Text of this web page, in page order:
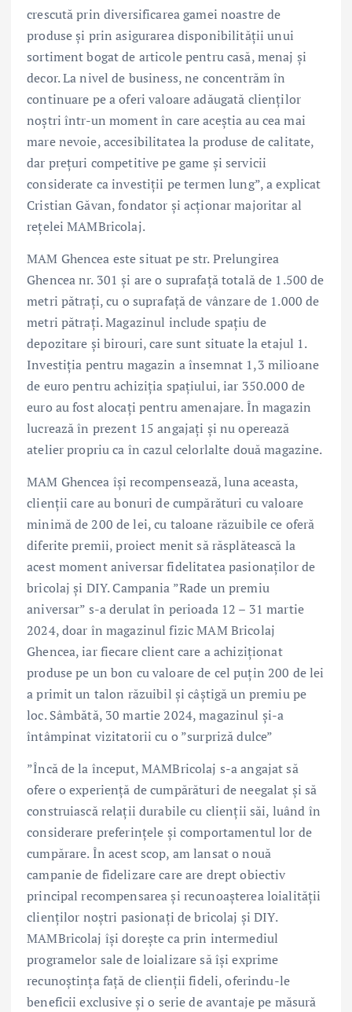
crescută prin diversificarea gamei noastre de
produse și prin asigurarea disponibilității unui
sortiment bogat de articole pentru casă, menaj și
decor. La nivel de business, ne concentrăm în
continuare pe a oferi valoare adăugată clienților
noștri într-un moment în care aceștia au cea mai
mare nevoie, accesibilitatea la produse de calitate,
dar prețuri competitive pe game și servicii
considerate ca investiții pe termen lung”, a explicat
Cristian Găvan, fondator și acționar majoritar al
rețelei MAMBricolaj.
MAM Ghencea este situat pe str. Prelungirea
Ghencea nr. 301 şi are o suprafaţă totală de 1.500 de
metri pătraţi, cu o suprafaţă de vânzare de 1.000 de
metri pătraţi. Magazinul include spaţiu de
depozitare şi birouri, care sunt situate la etajul 1.
Investiţia pentru magazin a însemnat 1,3 milioane
de euro pentru achiziţia spaţiului, iar 350.000 de
euro au fost alocaţi pentru amenajare. În magazin
lucrează în prezent 15 angajaţi și nu operează
atelier propriu ca în cazul celorlalte două magazine.
MAM Ghencea își recompensează, luna aceasta,
clienții care au bonuri de cumpărături cu valoare
minimă de 200 de lei, cu taloane răzuibile ce oferă
diferite premii, proiect menit să răsplătească la
acest moment aniversar fidelitatea pasionaților de
bricolaj și DIY. Campania ”Rade un premiu
aniversar” s-a derulat în perioada 12 – 31 martie
2024, doar în magazinul fizic MAM Bricolaj
Ghencea, iar fiecare client care a achiziționat
produse pe un bon cu valoare de cel puțin 200 de lei
a primit un talon răzuibil și câștigă un premiu pe
loc. Sâmbătă, 30 martie 2024, magazinul și-a
întâmpinat vizitatorii cu o ”surpriză dulce”
”Încă de la început, MAMBricolaj s-a angajat să
ofere o experiență de cumpărături de neegalat și să
construiască relații durabile cu clienții săi, luând în
considerare preferințele și comportamentul lor de
cumpărare. În acest scop, am lansat o nouă
campanie de fidelizare care are drept obiectiv
principal recompensarea și recunoașterea loialității
clienților noștri pasionați de bricolaj și DIY.
MAMBricolaj își dorește ca prin intermediul
programelor sale de loializare să își exprime
recunoștința față de clienții fideli, oferindu-le
beneficii exclusive și o serie de avantaje pe măsură